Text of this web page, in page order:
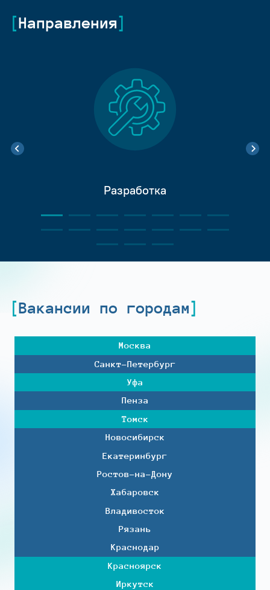
Направления
Разработка
Вакансии по городам
Москва
Санкт-Петербург
Уфа
Пенза
Томск
Новосибирск
Екатеринбург
Ростов-на-Дону
Хабаровск
Владивосток
Рязань
Краснодар
Красноярск
Иркутск